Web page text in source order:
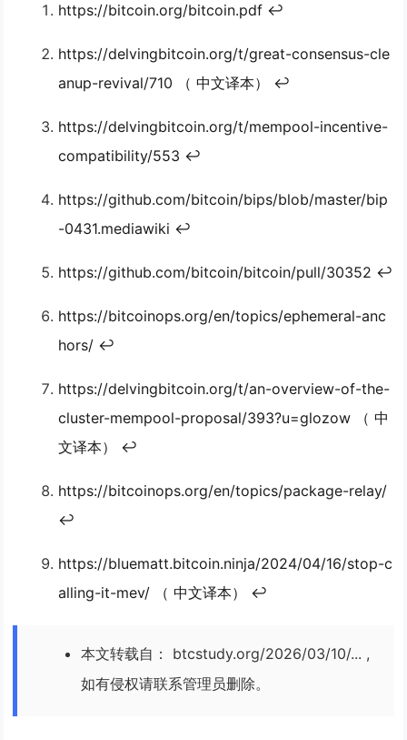
https://bitcoin.org/bitcoin.pdf ↩
https://delvingbitcoin.org/t/great-consensus-cle
anup-revival/710 （ 中文译本） ↩
https://delvingbitcoin.org/t/mempool-incentive-
compatibility/553 ↩
https://github.com/bitcoin/bips/blob/master/bip
-0431.mediawiki ↩
https://github.com/bitcoin/bitcoin/pull/30352 ↩
https://bitcoinops.org/en/topics/ephemeral-anc
hors/ ↩
https://delvingbitcoin.org/t/an-overview-of-the-
cluster-mempool-proposal/393?u=glozow （ 中
文译本） ↩
https://bitcoinops.org/en/topics/package-relay/
↩
https://bluematt.bitcoin.ninja/2024/04/16/stop-c
alling-it-mev/ （ 中文译本） ↩
本文转载自： btcstudy.org/2026/03/10/... ,
如有侵权请联系管理员删除。